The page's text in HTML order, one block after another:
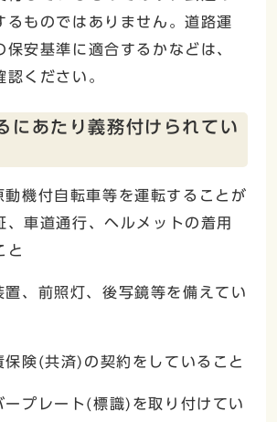
るものではありません。道路運
保安基準に適合するかなどは、
認ください。
にあたり義務付けられてい
付自転車等を運転することが
、車道通行、ヘルメットの着用
と
前照灯、後写鏡等を備えてい
(共済)の契約をしていること
レート(標識)を取り付けてい